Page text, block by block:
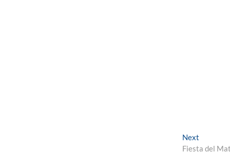
Next
post:
Fiesta del